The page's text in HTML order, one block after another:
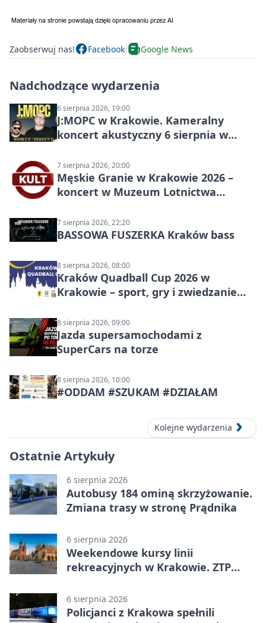
Zaobserwuj nas! Facebook Google News
Nadchodzące wydarzenia
6 sierpnia 2026, 19:00
J:МОРС w Krakowie. Kameralny
koncert akustyczny 6 sierpnia w
7 sierpnia 2026, 20:00
Męskie Granie w Krakowie 2026 –
koncert w Muzeum Lotnictwa
7 sierpnia 2026, 22:20
BASSOWA FUSZERKA Kraków bass
8 sierpnia 2026, 08:00
Kraków Quadball Cup 2026 w
Krakowie – sport, gry i zwiedzanie
8 sierpnia 2026, 09:00
Jazda supersamochodami z
SuperCars na torze
8 sierpnia 2026, 10:00
#ODDAM #SZUKAM #DZIAŁAM
Kolejne wydarzenia
Ostatnie Artykuły
6 sierpnia 2026
Autobusy 184 ominą skrzyżowanie.
Zmiana trasy w stronę Prądnika
6 sierpnia 2026
Weekendowe kursy linii
rekreacyjnych w Krakowie. ZTP
6 sierpnia 2026
Policjanci z Krakowa spełnili